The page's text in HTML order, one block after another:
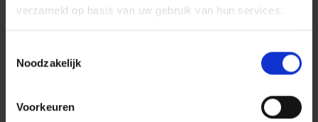
verzameld op basis van uw gebruik van hun services.
Noodzakelijk
Voorkeuren
Alliantie en ervaart de samenwerking als plezierig:
“We wisten elkaar te vinden via korte lijnen en vaste
schakelen en er nog wat aanpassingen mogelijk
de buitenkant zie je geen verschil tussen koop en